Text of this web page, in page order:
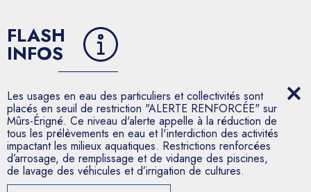
FLASH
INFOS
Les usages en eau des particuliers et collectivités sont
placés en seuil de restriction "ALERTE RENFORCÉE" sur
Mûrs-Érigné. Ce niveau d'alerte appelle à la réduction de
tous les prélèvements en eau et l'interdiction des activités
impactant les milieux aquatiques. Restrictions renforcées
d’arrosage, de remplissage et de vidange des piscines,
de lavage des véhicules et d’irrigation de cultures.